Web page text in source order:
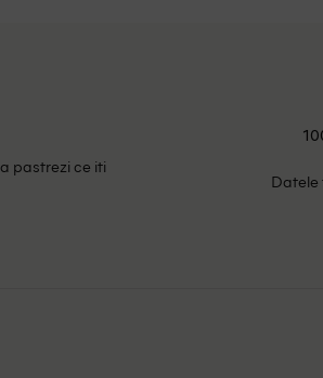
pastrezi ce iti
Datele